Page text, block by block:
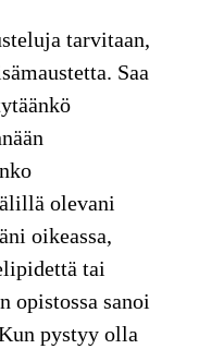
tarvitaan,
Saa
olevani
oikeassa,
tai
opistossa sanoi
pystyy olla